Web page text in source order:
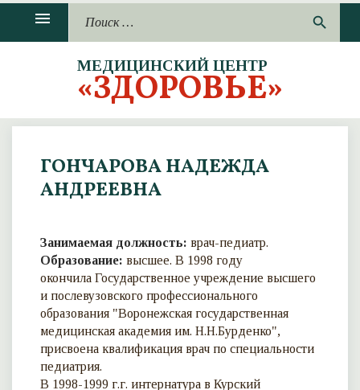
о
search
МЕДИЦИНСКИЙ ЦЕНТР
«ЗДОРОВЬЕ»
menu
ГОНЧАРОВА НАДЕЖДА
АНДРЕЕВНА
Занимаемая должность: врач-педиатр.
Образование: высшее. В 1998 году
окончила Государственное учреждение высшего
и послевузовского профессионального
образования "Воронежская государственная
медицинская академия им. Н.Н.Бурденко",
присвоена квалификация врач по специальности
педиатрия.
В 1998-1999 г.г. интернатура в Курский